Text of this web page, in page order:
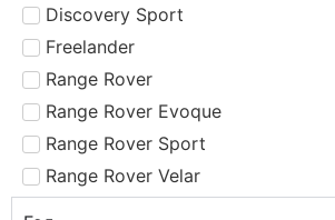
Discovery Sport
Freelander
Range Rover
Range Rover Evoque
Range Rover Sport
Range Rover Velar